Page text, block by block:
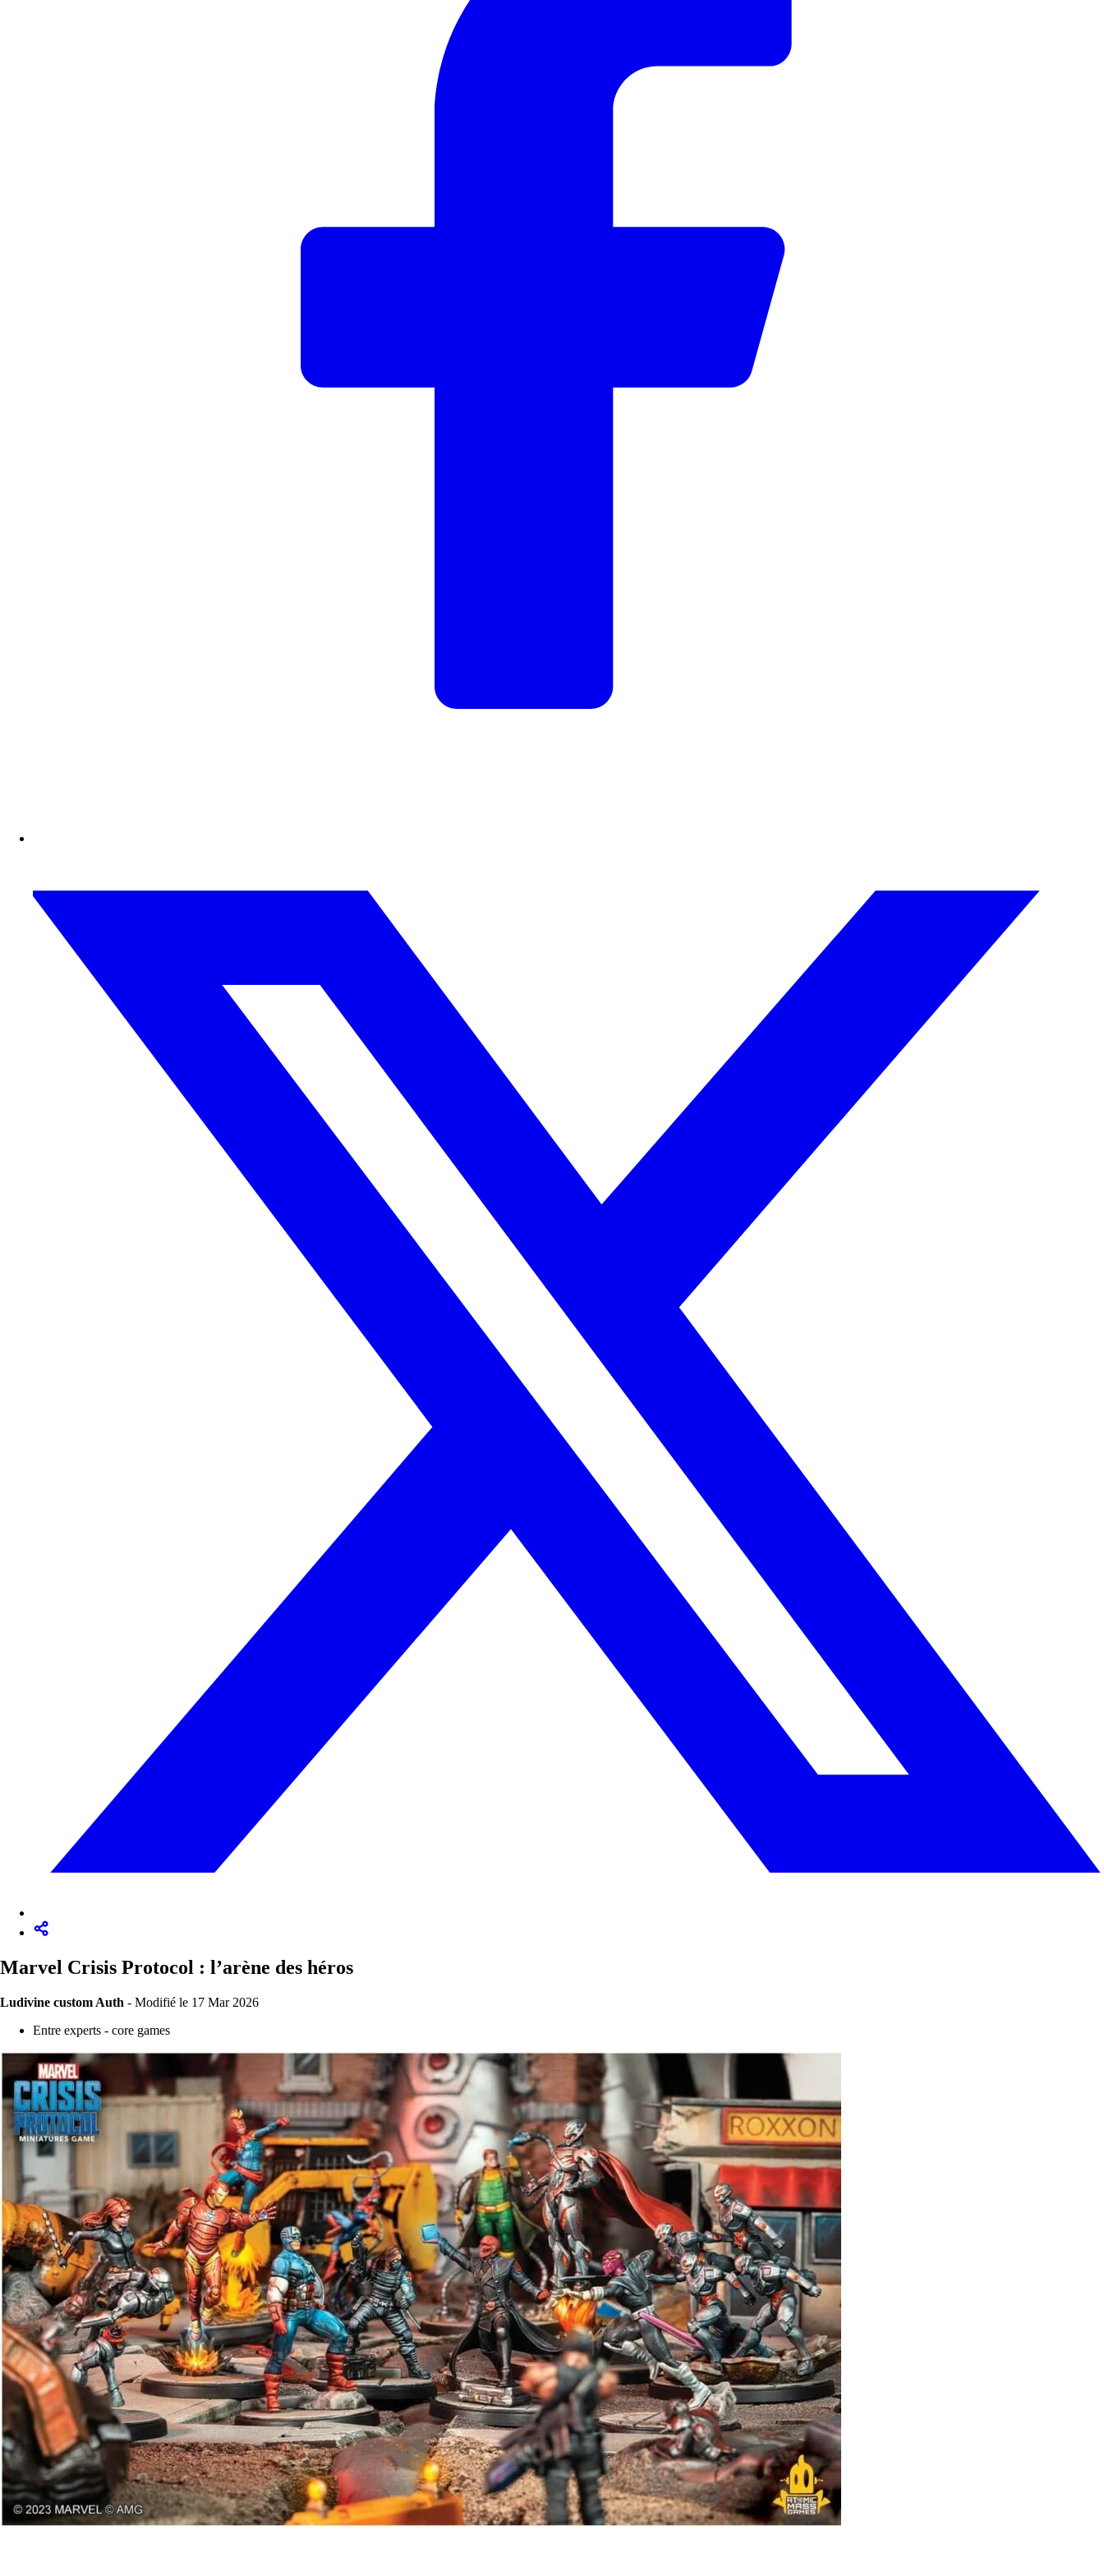
Marvel Crisis Protocol : l’arène des héros
Ludivine custom Auth - Modifié le 17 Mar 2026
Entre experts - core games